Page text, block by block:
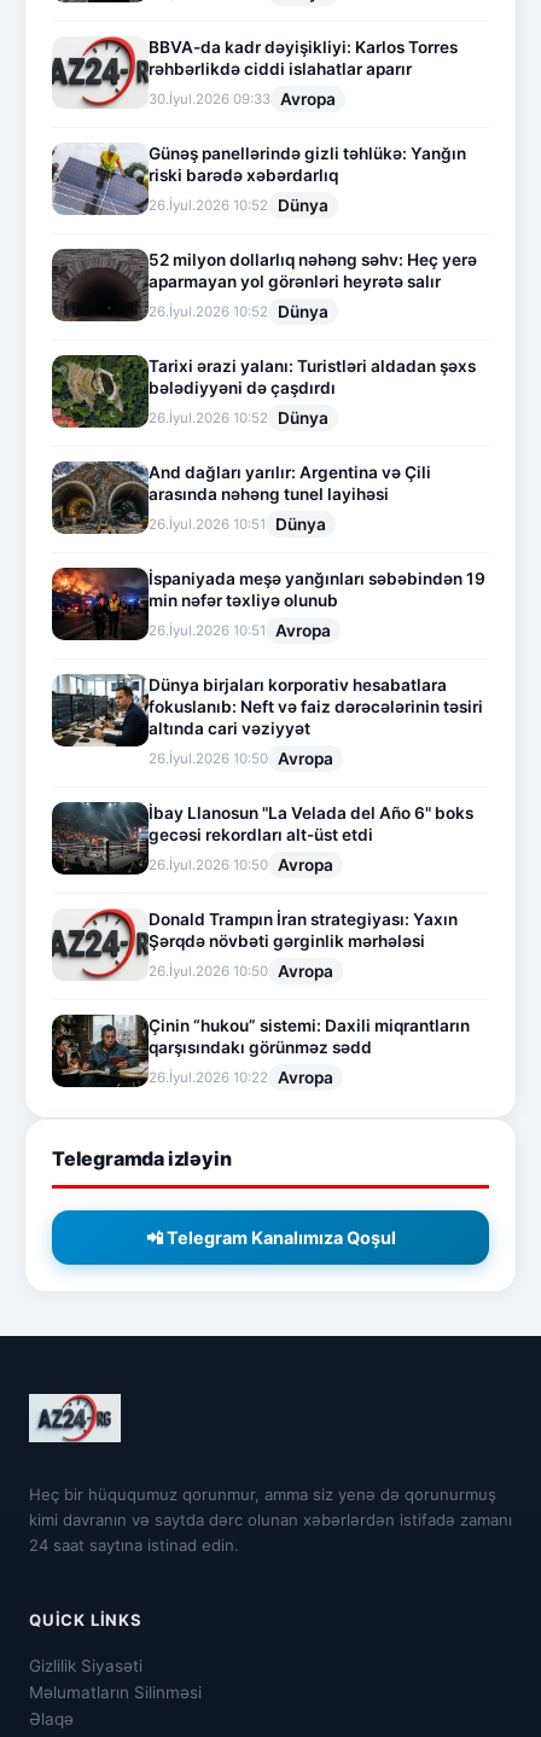
BBVA-da kadr dəyişikliyi: Karlos Torres
rəhbərlikdə ciddi islahatlar aparır
30.İyul.2026 09:33 Avropa
Günəş panellərində gizli təhlükə: Yanğın
riski barədə xəbərdarlıq
26.İyul.2026 10:52 Dünya
52 milyon dollarlıq nəhəng səhv: Heç yerə
aparmayan yol görənləri heyrətə salır
26.İyul.2026 10:52 Dünya
Tarixi ərazi yalanı: Turistləri aldadan şəxs
bələdiyyəni də çaşdırdı
26.İyul.2026 10:52 Dünya
And dağları yarılır: Argentina və Çili
arasında nəhəng tunel layihəsi
26.İyul.2026 10:51 Dünya
İspaniyada meşə yanğınları səbəbindən 19
min nəfər təxliyə olunub
26.İyul.2026 10:51 Avropa
Dünya birjaları korporativ hesabatlara
fokuslanıb: Neft və faiz dərəcələrinin təsiri
altında cari vəziyyət
26.İyul.2026 10:50 Avropa
İbay Llanosun "La Velada del Año 6" boks
gecəsi rekordları alt-üst etdi
26.İyul.2026 10:50 Avropa
Donald Trampın İran strategiyası: Yaxın
Şərqdə növbəti gərginlik mərhələsi
26.İyul.2026 10:50 Avropa
Çinin “hukou” sistemi: Daxili miqrantların
qarşısındakı görünməz sədd
26.İyul.2026 10:22 Avropa
Telegramda izləyin
📲 Telegram Kanalımıza Qoşul
Heç bir hüququmuz qorunmur, amma siz yenə də qorunurmuş
kimi davranın və saytda dərc olunan xəbərlərdən istifadə zamanı
24 saat saytına istinad edin.
QUICK LINKS
Gizlilik Siyasəti
Məlumatların Silinməsi
Əlaqə